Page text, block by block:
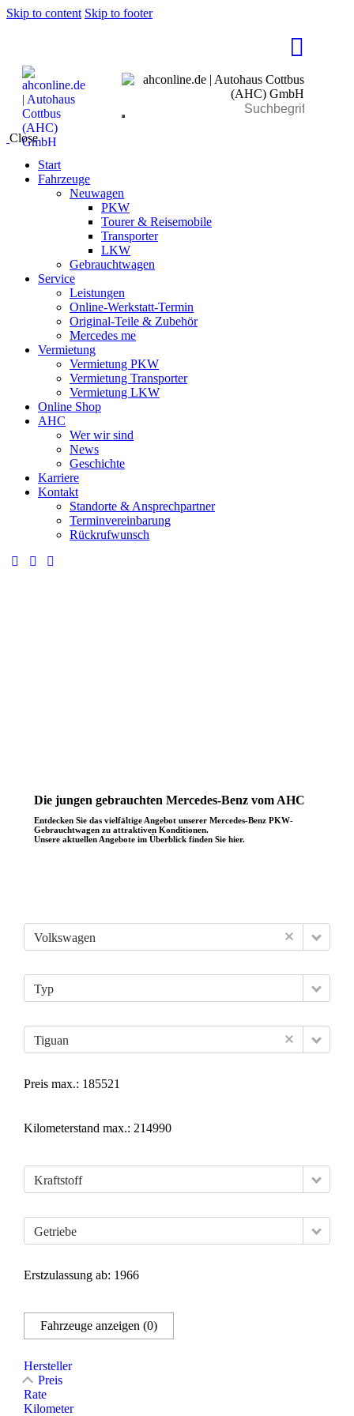
Skip to content Skip to footer
Close
Start
Fahrzeuge
Neuwagen
PKW
Tourer & Reisemobile
Transporter
LKW
Gebrauchtwagen
Service
Leistungen
Online-Werkstatt-Termin
Original-Teile & Zubehör
Mercedes me
Vermietung
Vermietung PKW
Vermietung Transporter
Vermietung LKW
Online Shop
AHC
Wer wir sind
News
Geschichte
Karriere
Kontakt
Standorte & Ansprechpartner
Terminvereinbarung
Rückrufwunsch
Die jungen gebrauchten Mercedes-Benz vom AHC
Entdecken Sie das vielfältige Angebot unserer Mercedes-Benz PKW-
Gebrauchtwagen zu attraktiven Konditionen.
Unsere aktuellen Angebote im Überblick finden Sie hier.
Volkswagen
Typ
Tiguan
Preis max.: 185521
Kilometerstand max.: 214990
Kraftstoff
Getriebe
Erstzulassung ab: 1966
Fahrzeuge anzeigen (0)
Hersteller
Preis
Rate
Kilometer